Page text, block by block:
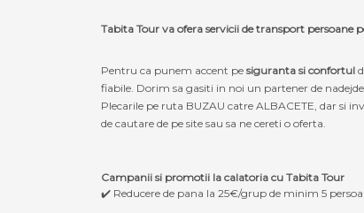
Tabita Tour va ofera servicii de transport persoane
Pentru ca punem accent pe siguranta si confortul
fiabile. Dorim sa gasiti in noi un partener de
Plecarile pe ruta BUZAU catre ALBACETE, dar si
de cautare de pe site sau sa ne cereti o oferta.
Campanii si promotii la calatoria cu Tabita Tour
✔️ Reducere de pana la 25€/grup de minim 5